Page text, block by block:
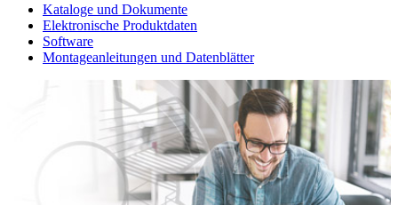
Kataloge und Dokumente
Elektronische Produktdaten
Software
Montageanleitungen und Datenblätter